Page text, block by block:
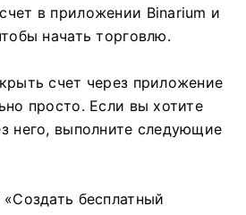
в приложении Binarium и
начать торговлю.
счет через приложение
просто. Если вы хотите
него, выполните следующие
бесплатный